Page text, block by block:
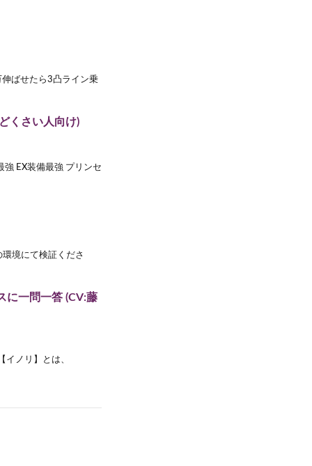
ばせたら3凸ライン乗
くさい人向け)
EX装備最強 プリンセ
境にて検証くださ
に一問一答 (CV:藤
ノリ】とは、